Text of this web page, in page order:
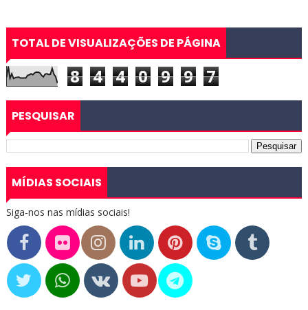
TOTAL DE VISUALIZAÇÕES DE PÁGINA
8 4 4 0 9 9 7
PESQUISAR
MÍDIAS SOCIAIS
Siga-nos nas mídias sociais!